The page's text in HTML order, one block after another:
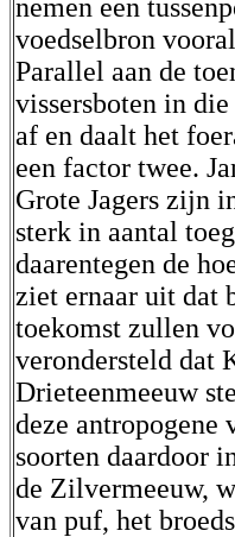
nemen een
voedselbron
Parallel aan de
vissersboten in
af en daalt het
een factor twee.
Grote Jagers zijn
sterk in aantal
daarentegen de
ziet ernaar uit dat
toekomst zullen
verondersteld dat
Drieteenmeeuw
deze antropogene
soorten daardoor
de Zilvermeeuw,
van puf, het